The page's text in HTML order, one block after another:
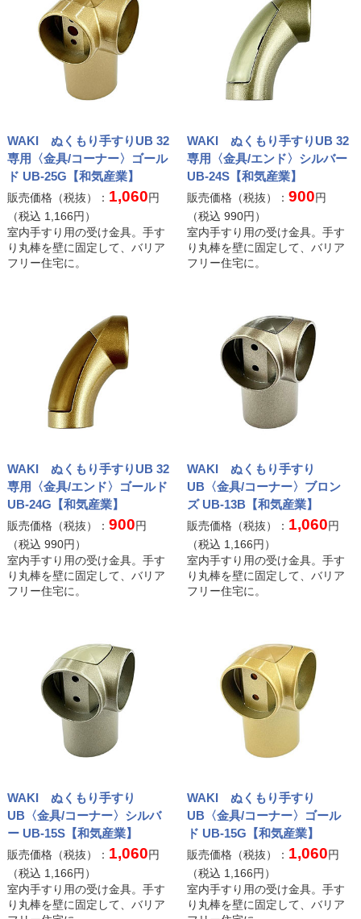
WAKI ぬくもり手すりUB 32
専用〈金具/コーナー〉ゴール
ド UB-25G【和気産業】
販売価格（税抜）： 1,060円
（税込 1,166円）
室内手すり用の受け金具。手す
り丸棒を壁に固定して、バリア
フリー住宅に。
WAKI ぬくもり手すりUB 32
専用〈金具/エンド〉シルバー
UB-24S【和気産業】
販売価格（税抜）：900円
（税込990円）
室内手すり用の受け金具。手す
り丸棒を壁に固定して、バリア
フリー住宅に。
WAKI ぬくもり手すりUB 32
専用〈金具/エンド〉ゴールド
UB-24G【和気産業】
販売価格（税抜）： 900円
（税込 990円）
室内手すり用の受け金具。手す
り丸棒を壁に固定して、バリア
フリー住宅に。
WAKI ぬくもり手すり
UB〈金具/コーナー〉ブロン
ズ UB-13B【和気産業】
販売価格（税抜）： 1,060円
（税込 1,166円）
室内手すり用の受け金具。手す
り丸棒を壁に固定して、バリア
フリー住宅に。
WAKI ぬくもり手すり
UB〈金具/コーナー〉シルバ
ー UB-15S【和気産業】
販売価格（税抜）： 1,060円
（税込 1,166円）
室内手すり用の受け金具。手す
り丸棒を壁に固定して、バリア
WAKI ぬくもり手すり
UB〈金具/コーナー〉ゴール
ド UB-15G【和気産業】
販売価格（税抜）： 1,060円
（税込 1,166円）
室内手すり用の受け金具。手す
り丸棒を壁に固定して、バリア